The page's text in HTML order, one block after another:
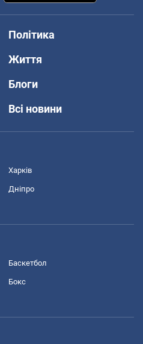
Політика
Життя
Блоги
Всі новини
Харків
Дніпро
Баскетбол
Бокс